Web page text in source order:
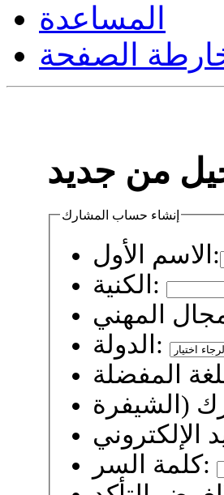
المساعدة
الصفحة
من جديد
إنشاء حساب المشارك
الاسم الأول:
الكنية:
الدولة:
كلمة السر: